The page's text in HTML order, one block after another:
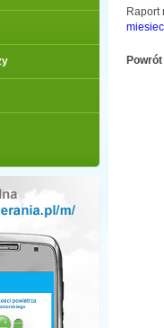
Raport
Powrót